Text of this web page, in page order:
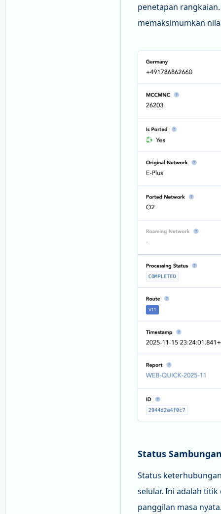
penetapan
memaksimumkan
Status
Status
selular. Ini adalah
panggilan masa